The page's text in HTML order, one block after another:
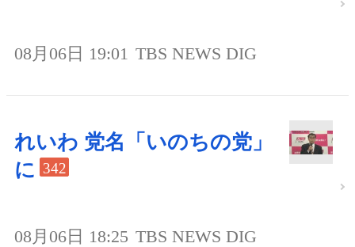
08月06日 19:01 TBS NEWS DIG
れいわ 党名「いのちの党」
に 342
08月06日 18:25 TBS NEWS DIG